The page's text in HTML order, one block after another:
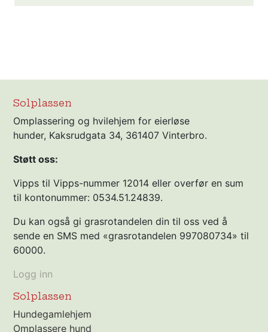
Solplassen
Omplassering og hvilehjem for eierløse
hunder, Kaksrudgata 34, 361407 Vinterbro.
Støtt oss:
Vipps til Vipps-nummer 12014 eller overfør en sum
til kontonummer: 0534.51.24839.
Du kan også gi grasrotandelen din til oss ved å
sende en SMS med «grasrotandelen 997080734» til
60000.
Logg inn
Solplassen
Hundegamlehjem
Omplassere hund